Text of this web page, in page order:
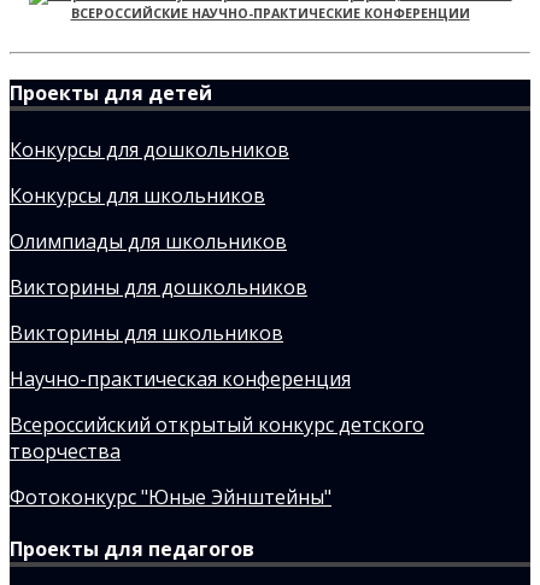
ВСЕРОССИЙСКИЕ НАУЧНО-ПРАКТИЧЕСКИЕ КОНФЕРЕНЦИИ
Проекты для детей
Конкурсы для дошкольников
Конкурсы для школьников
Олимпиады для школьников
Викторины для дошкольников
Викторины для школьников
Научно-практическая конференция
Всероссийский открытый конкурс детского
творчества
Фотоконкурс "Юные Эйнштейны"
Проекты для педагогов